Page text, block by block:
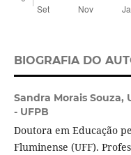
BIOGRAFIA DO
Sandra Morais Souza,
- UFPB
Doutora em Educação
Fluminense (UFF).